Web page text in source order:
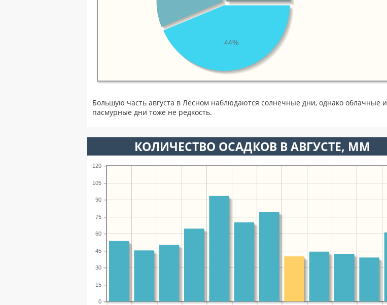
44%
Большую часть августа в Лесном наблюдаются солнечные дни, однако облачные и
пасмурные дни тоже не редкость.
КОЛИЧЕСТВО ОСАДКОВ В АВГУСТЕ, ММ
0
15
30
45
60
75
90
105
120